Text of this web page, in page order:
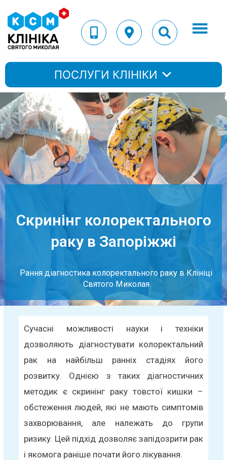
ПОСЛУГИ КЛІНІКИ
Скринінг колоректального
раку в Запоріжжі
Рання діагностика колоректального раку в Клініці
Святого Миколая
Сучасні можливості науки і техніки
дозволяють діагностувати колоректальний
рак на найбільш ранніх стадіях його
розвитку. Однією з таких діагностичних
методик є скринінг раку товстої кишки –
обстеження людей, які не мають симптомів
захворювання, але належать до групи
ризику. Цей підхід дозволяє запідозрити рак
і якомога раніше почати його лікування.